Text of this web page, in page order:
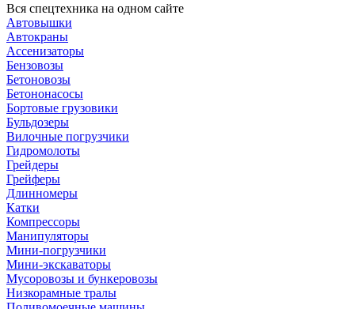
Вся спецтехника на одном сайте
Автовышки
Автокраны
Ассенизаторы
Бензовозы
Бетоновозы
Бетононасосы
Бортовые грузовики
Бульдозеры
Вилочные погрузчики
Гидромолоты
Грейдеры
Грейферы
Длинномеры
Катки
Компрессоры
Манипуляторы
Мини-погрузчики
Мини-экскаваторы
Мусоровозы и бункеровозы
Низкорамные тралы